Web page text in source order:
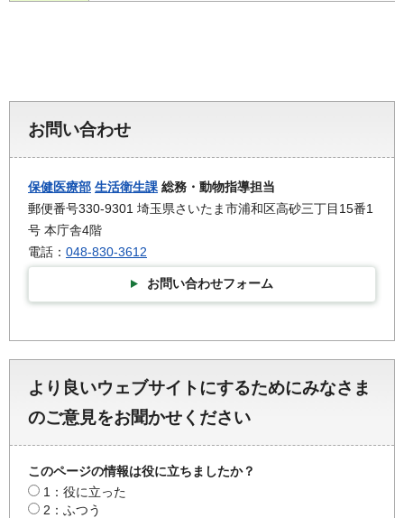
お問い合わせ
保健医療部 生活衛生課 総務・動物指導担当
郵便番号330-9301 埼玉県さいたま市浦和区高砂三丁目15番1
号 本庁舎4階
電話： 048-830-3612
お問い合わせフォーム
より良いウェブサイトにするためにみなさま
のご意見をお聞かせください
このページの情報は役に立ちましたか？
1：役に立った
2：ふつう